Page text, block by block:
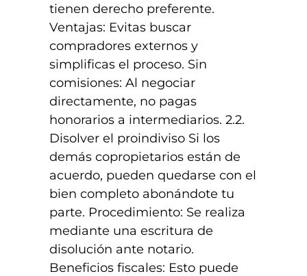
tienen derecho preferente.
Ventajas: Evitas buscar
compradores externos y
simplificas el proceso. Sin
comisiones: Al negociar
directamente, no pagas
honorarios a intermediarios. 2.2.
Disolver el proindiviso Si los
demás copropietarios están de
acuerdo, pueden quedarse con el
bien completo abonándote tu
parte. Procedimiento: Se realiza
mediante una escritura de
disolución ante notario.
Beneficios fiscales: Esto puede